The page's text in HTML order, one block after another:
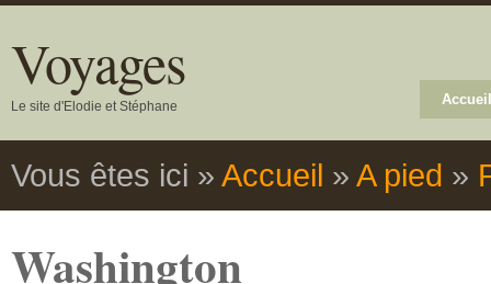
Voyages
Le site d'Elodie et Stéphane Accueil
Vous êtes ici » Accueil » A pied »
Washington